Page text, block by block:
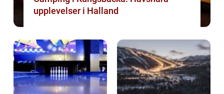
upplevelser i Halland